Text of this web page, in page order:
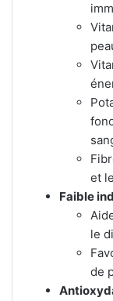
et
Faible
le
de